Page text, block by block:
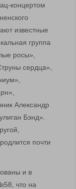
концертом
известные
группа
росы»,
сердца»,
Александр
Бэнд».
почти
и в
что на